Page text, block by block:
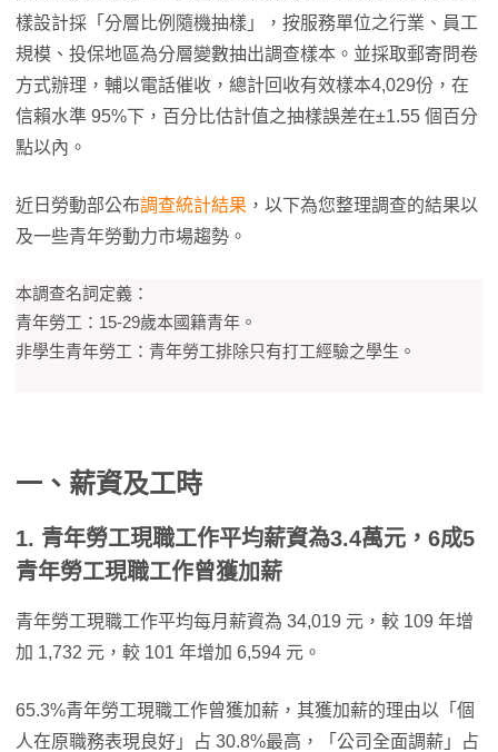
樣設計採「分層比例隨機抽樣」，按服務單位之行業、員工
規模、投保地區為分層變數抽出調查樣本。並採取郵寄問卷
方式辦理，輔以電話催收，總計回收有效樣本4,029份，在
信賴水準 95%下，百分比估計值之抽樣誤差在±1.55 個百分
點以內。
近日勞動部公布調查統計結果 ，以下為您整理調查的結果以
及一些青年勞動力市場趨勢。
本調查名詞定義：
青年勞工：15-29歲本國籍青年。
非學生青年勞工：青年勞工排除只有打工經驗之學生。
一、薪資及工時
1. 青年勞工現職工作平均薪資為3.4萬元，6成5
青年勞工現職工作曾獲加薪
青年勞工現職工作平均每月薪資為 34,019 元，較 109 年增
加 1,732 元，較 101 年增加 6,594 元。
65.3%青年勞工現職工作曾獲加薪，其獲加薪的理由以「個
人在原職務表現良好」占 30.8%最高，「公司全面調薪」占